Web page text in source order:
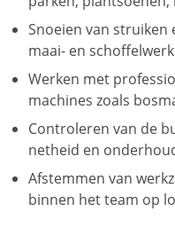
Snoeien van struiken
maai- en schoffelwerk
Werken met
machines zoals
Controleren van de
netheid en
Afstemmen van
binnen het team op